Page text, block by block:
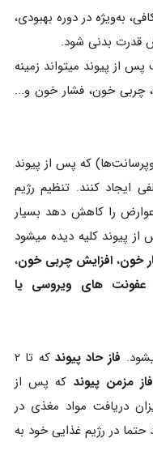
به‌ویژه در دوره بهبودی،
قدرت بدنی شود.
از پیوند میتواند زمینه
چربی خون، فشار خون و...
که پس از پیوند
ایجاد کنند. تنظیم رژیم
عوارض را کاهش دهد بسیار
پیوند کلیه دیده میشود
خون، افزایش چربی خون،
عفونت های ویروسی یا
فاز حاد پیوند
که تا ۲
فاز مزمن پیوند که پس از
میزان دریافت مواد مغذی در
حتما در رژیم غذایی خود به